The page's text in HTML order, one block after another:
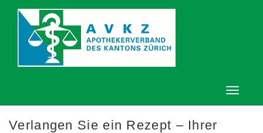
Verlangen Sie ein Rezept – Ihrer